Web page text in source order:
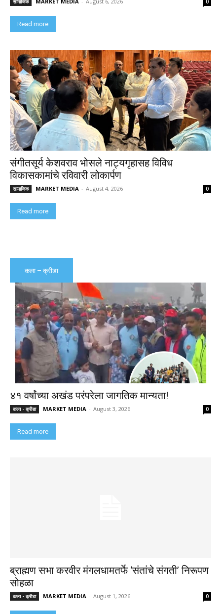
Read more
संगीतसूर्य केशवराव भोसले नाट्यगृहासह विविध
विकासकामांचे रविवारी लोकार्पण
सामाजिक MARKET MEDIA - August 4, 2026 0
Read more
कला – क्रीडा
४१ वर्षांच्या अखंड परंपरेला जागतिक मान्यता!
कला - क्रीडा MARKET MEDIA - August 3, 2026 0
Read more
ब्राह्मण सभा करवीर मंगलधामतर्फे ‘संतांचे संगती’ निरूपण
सोहळा
कला - क्रीडा MARKET MEDIA - August 1, 2026 0